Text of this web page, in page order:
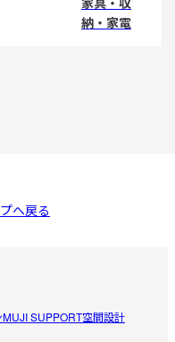
納・家電
へ戻る
MUJI SUPPORT空間設計